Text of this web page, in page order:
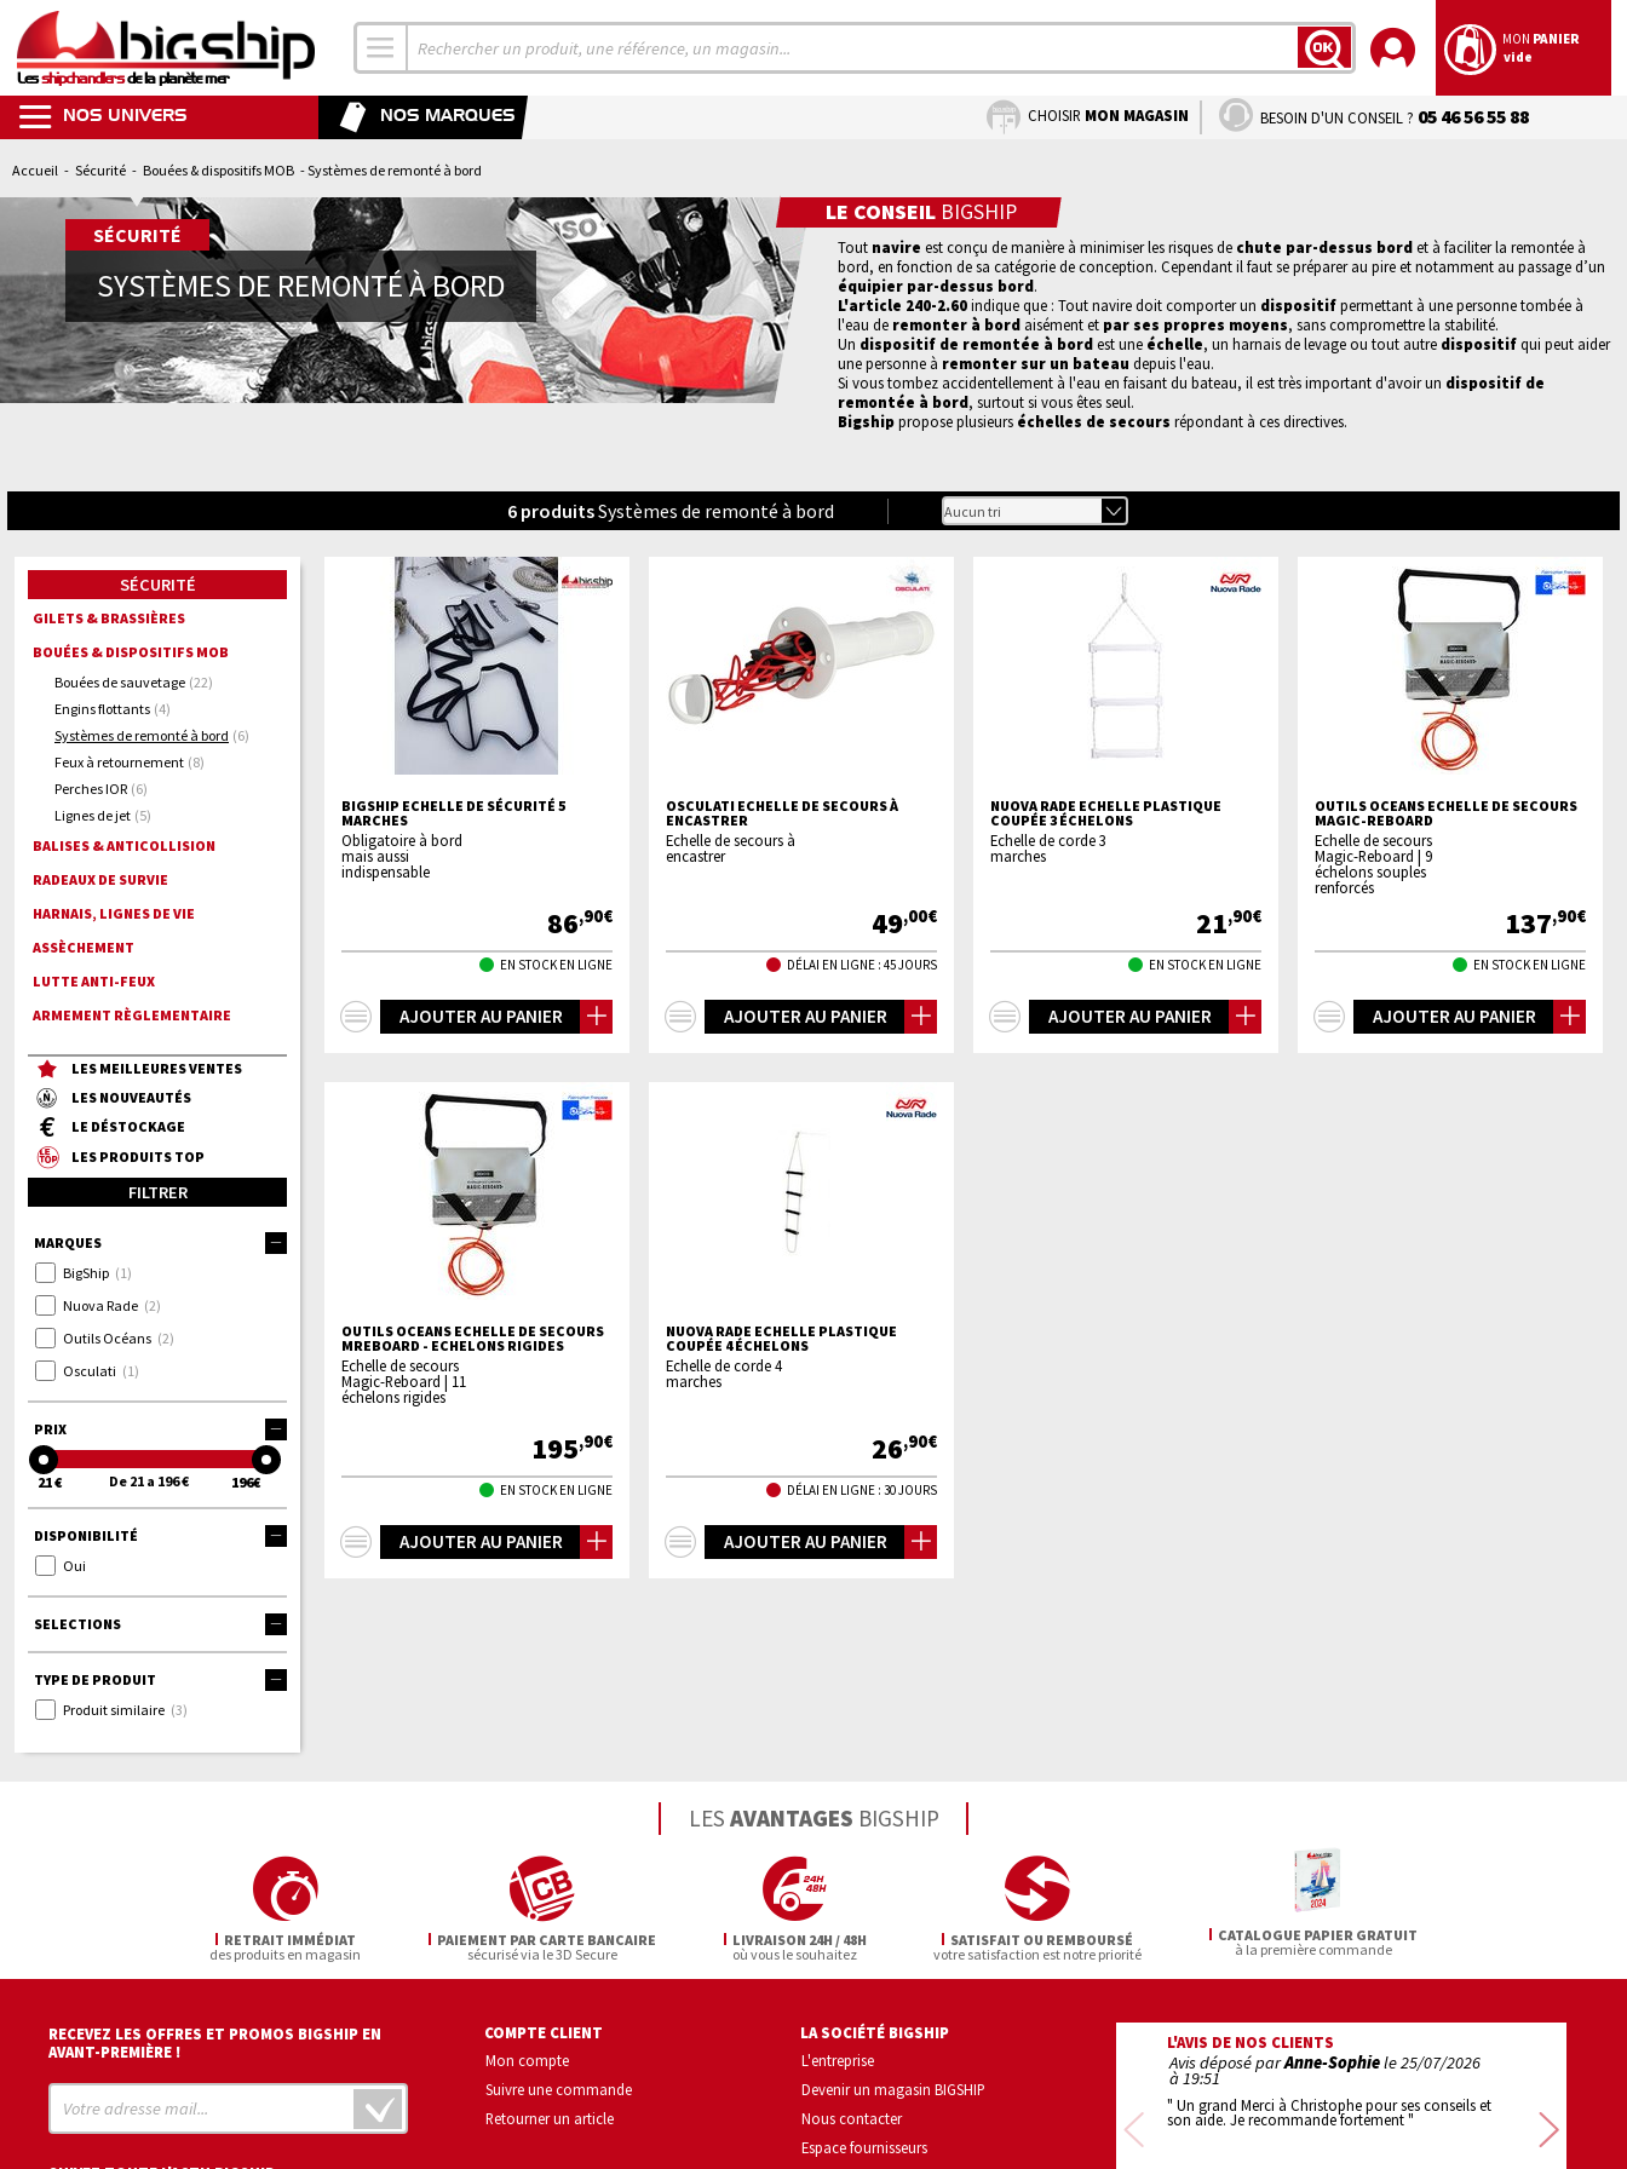
Lesshipchandlersde la planète mer
LANCER
MON PANIER
vide
NOS UNIVERS NOS MARQUES CHOISIR MON MAGASIN BESOIN D'UN CONSEIL ? 05 46 56 55 88
Accueil - Sécurité - Bouées & dispositifs MOB - Systèmes de remonté à bord
LE CONSEIL BIGSHIP
Tout navire est conçu de manière à minimiser les risques de chute par-dessus bordet à faciliter la remontée à
bord, en fonction de sa catégorie de conception. Cependant il faut se préparer au pire et notamment au passage d’un
équipier par-dessus bord.
L'article 240-2.60indique que : Tout navire doit comporter un dispositifpermettant à une personne tombée à
l'eau de remonter à bord aisément et par ses propres moyens, sans compromettre la stabilité.
Un dispositif de remontée à bordestune échelle, un harnais de levage ou tout autre dispositifqui peut aider
une personne à remonter sur un bateau depuis l'eau.
Si vous tombez accidentellement à l'eau en faisant du bateau, ilesttrès important d'avoir un dispositif de
remontée à bord, surtout si vous êtes seul.
Bigshippropose plusieurs échelles de secours répondant à ces directives.
SÉCURITÉ
SYSTÈMES DE REMONTÉ À BORD
6produitsSystèmes de remonté à bord
SÉCURITÉ
GILETS & BRASSIÈRES
BOUÉES & DISPOSITIFS MOB
Bouées de sauvetage (22)
Engins flottants (4)
Systèmes de remonté à bord (6)
Feux à retournement (8)
Perches IOR (6)
Lignes de jet (5)
BALISES & ANTICOLLISION
RADEAUX DE SURVIE
HARNAIS, LIGNES DE VIE
ASSÈCHEMENT
LUTTE ANTI-FEUX
ARMEMENT RÈGLEMENTAIRE
LES MEILLEURES VENTES
LES NOUVEAUTÉS
LE DÉSTOCKAGE
LES PRODUITS TOP
FILTRER
MARQUES
BigShip (1)
Nuova Rade (2)
Outils Océans (2)
Osculati (1)
PRIX
21 € 196€
De 21 a 196 €
DISPONIBILITÉ
Oui
SELECTIONS
TYPE DE PRODUIT
Produit similaire (3)
BIGSHIP ECHELLE DE SÉCURITÉ 5
MARCHES
Obligatoire à bord
mais aussi
indispensable
86,90€
EN STOCK EN LIGNE
AJOUTER AU PANIER
OSCULATI ECHELLE DE SECOURS À
ENCASTRER
Echelle de secours à
encastrer
49,00€
DÉLAI EN LIGNE : 45 JOURS
AJOUTER AU PANIER
NUOVA RADE ECHELLE PLASTIQUE
COUPÉE 3 ÉCHELONS
Echelle de corde 3
marches
21,90€
EN STOCK EN LIGNE
AJOUTER AU PANIER
OUTILS OCEANS ECHELLE DE SECOURS
MAGIC-REBOARD
Echelle de secours
Magic-Reboard | 9
échelons souples
renforcés
137,90€
EN STOCK EN LIGNE
AJOUTER AU PANIER
OUTILS OCEANS ECHELLE DE SECOURS
MREBOARD - ECHELONS RIGIDES
Echelle de secours
Magic-Reboard | 11
échelons rigides
195,90€
EN STOCK EN LIGNE
AJOUTER AU PANIER
NUOVA RADE ECHELLE PLASTIQUE
COUPÉE 4 ÉCHELONS
Echelle de corde 4
marches
26,90€
DÉLAI EN LIGNE : 30 JOURS
AJOUTER AU PANIER
LES AVANTAGES BIGSHIP
RETRAIT IMMÉDIAT
des produits en magasin
PAIEMENT PAR CARTE BANCAIRE
sécurisé via le 3D Secure
LIVRAISON 24H / 48H
où vous le souhaitez
SATISFAIT OU REMBOURSÉ
votre satisfaction est notre priorité
CATALOGUE PAPIER GRATUIT
à la première commande
RECEVEZ LES OFFRES ET PROMOS BIGSHIP EN
AVANT-PREMIÈRE !
COMPTE CLIENT
Mon compte
Suivre une commande
Retourner un article
LA SOCIÉTÉ BIGSHIP
L'entreprise
Devenir un magasin BIGSHIP
Nous contacter
Espace fournisseurs
L'AVIS DE NOS CLIENTS
Précédente
Avis déposé parAnne-Sophiele25/07/2026
à 19:51
" Un grand Merci à Christophe pour ses conseils et
son aide. Je recommande fortement " efficace . bravo "